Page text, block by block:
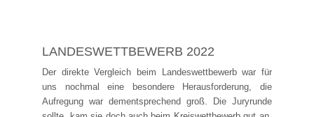
LANDESWETTBEWERB 2022
Der direkte Vergleich beim Landeswettbewerb war für
uns nochmal eine besondere Herausforderung, die
Aufregung war dementsprechend groß. Die Juryrunde